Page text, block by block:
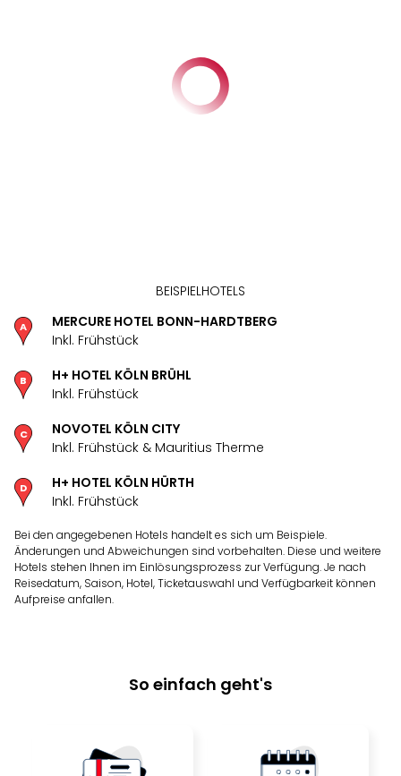
BEISPIELHOTELS
MERCURE HOTEL BONN-HARDTBERG
Inkl. Frühstück
H+ HOTEL KÖLN BRÜHL
Inkl. Frühstück
NOVOTEL KÖLN CITY
Inkl. Frühstück & Mauritius Therme
H+ HOTEL KÖLN HÜRTH
Inkl. Frühstück
Bei den angegebenen Hotels handelt es sich um Beispiele.
Änderungen und Abweichungen sind vorbehalten. Diese und weitere
Hotels stehen Ihnen im Einlösungsprozess zur Verfügung. Je nach
Reisedatum, Saison, Hotel, Ticketauswahl und Verfügbarkeit können
Aufpreise anfallen.
So einfach geht's